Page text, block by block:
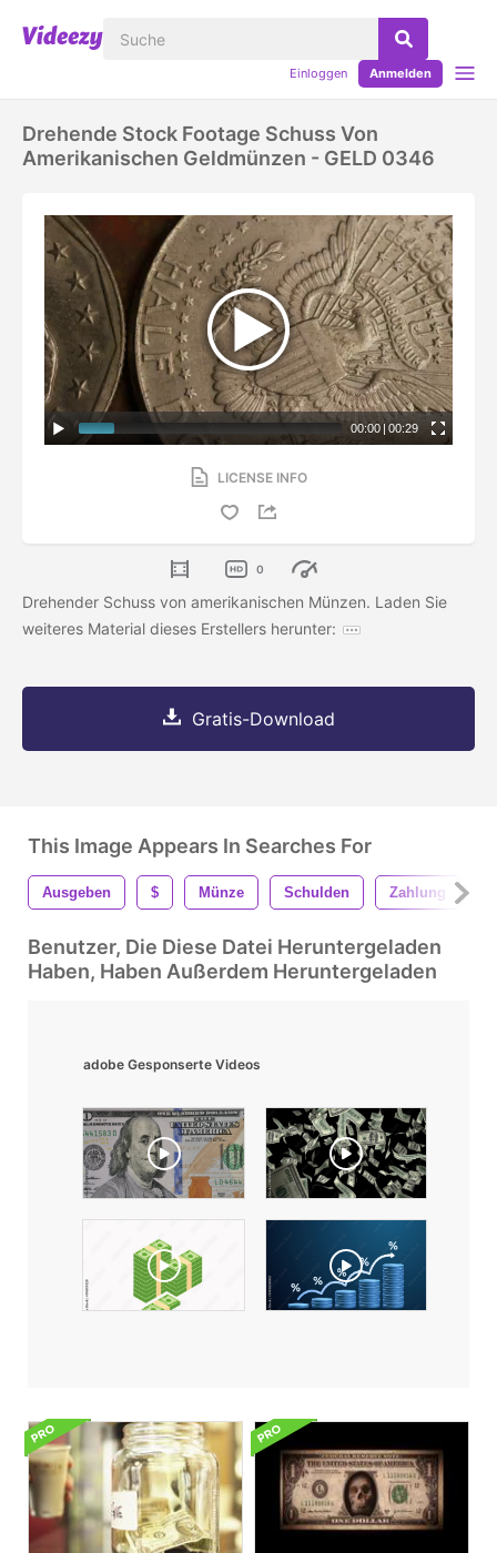
Einloggen Anmelden
Drehende Stock Footage Schuss Von
Amerikanischen Geldmünzen - GELD 0346
00:00 | 00:29
LICENSE INFO
0
Drehender Schuss von amerikanischen Münzen. Laden Sie
weiteres Material dieses Erstellers herunter:
Gratis-Download
This Image Appears In Searches For
Ausgeben $ Münze Schulden Zahlung
Benutzer, Die Diese Datei Heruntergeladen
Haben, Haben Außerdem Heruntergeladen
adobe Gesponserte Videos